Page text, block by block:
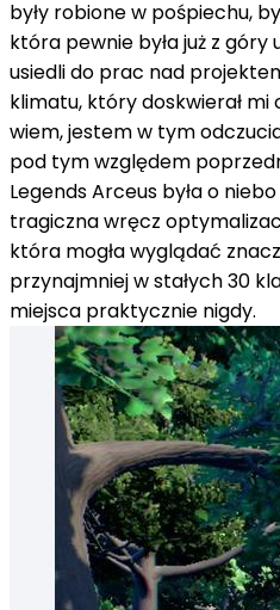
były robione w pośpiechu,
która pewnie była już z
usiedli do prac nad
klimatu, który doskwierał
wiem, jestem w tym
pod tym względem
Legends Arceus była o
tragiczna wręcz
która mogła wyglądać
przynajmniej w stałych 30
miejsca praktycznie nigdy.